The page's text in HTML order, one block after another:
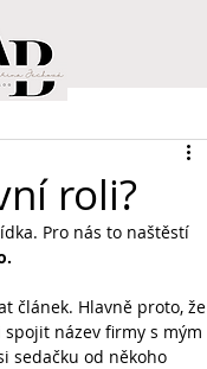
roli?
Pro nás to naštěstí
článek. Hlavně proto, že
název firmy s mým
sedačku od někoho